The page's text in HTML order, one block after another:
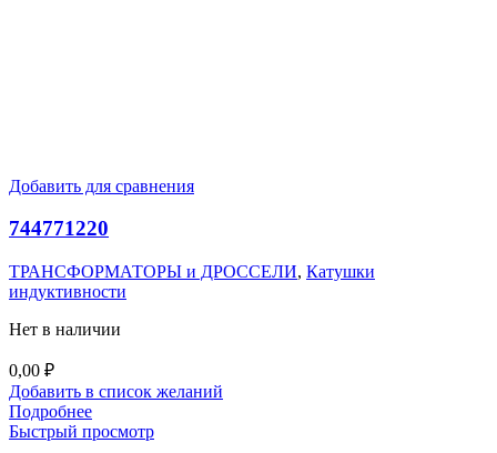
Добавить для сравнения
744771220
ТРАНСФОРМАТОРЫ и ДРОССЕЛИ, Катушки
индуктивности
Нет в наличии
0,00 ₽
Добавить в список желаний
Подробнее
Быстрый просмотр